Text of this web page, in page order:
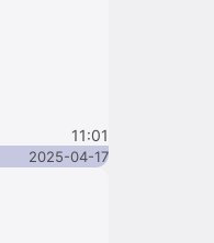
11:01
2025-04-17